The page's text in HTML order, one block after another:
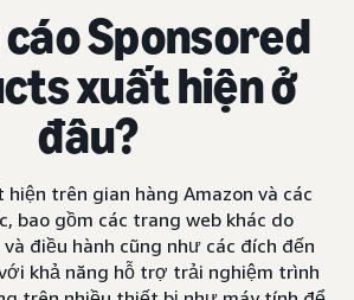
Sponsored
xuất hiện ở
đâu?
hiện trên gian hàng Amazon và các
bao gồm các trang web khác do
điều hành cũng như các đích đến
khả năng hỗ trợ trải nghiệm trình